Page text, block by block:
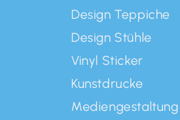
Design Teppiche
Design Stühle
Vinyl Sticker
Kunstdrucke
Mediengestaltung